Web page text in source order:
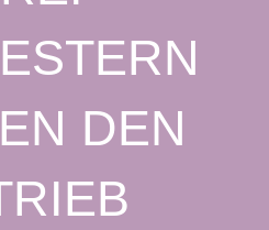
DEN